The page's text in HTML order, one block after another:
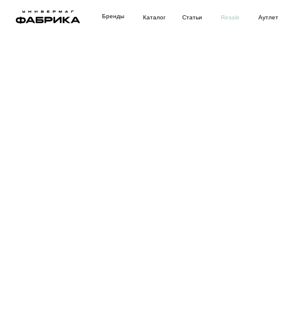
Аутлет
Каталог
Бренды